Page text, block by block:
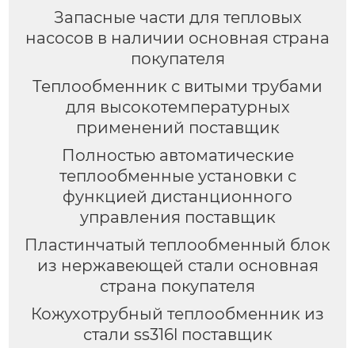
Запасные части для тепловых
насосов в наличии основная страна
покупателя
Теплообменник с витыми трубами
для высокотемпературных
применений поставщик
Полностью автоматические
теплообменные установки с
функцией дистанционного
управления поставщик
Пластинчатый теплообменный блок
из нержавеющей стали основная
страна покупателя
Кожухотрубный теплообменник из
стали ss316l поставщик